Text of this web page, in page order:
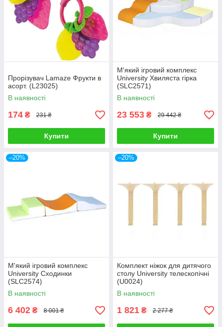
Прорізувач Lamaze Фрукти в
асорт. (L23025)
В наявності
174 ₴ 231 ₴
Купити
М'який ігровий комплекс
University Хвиляста гірка
(SLC2571)
В наявності
23 553 ₴ 29 442 ₴
Купити
–20%
М'який ігровий комплекс
University Сходинки
(SLC2574)
В наявності
6 402 ₴ 8 001 ₴
–20%
Комплект ніжок для дитячого
столу University телескопічні
(U0024)
В наявності
1 821 ₴ 2 277 ₴